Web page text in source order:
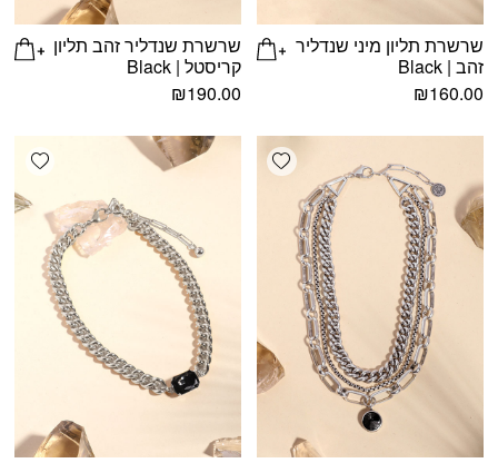
שרשרת תליון מיני שנדליר
זהב | Black
₪160.00
שרשרת שנדליר זהב תליון
קריסטל | Black
₪190.00
Add wishlist